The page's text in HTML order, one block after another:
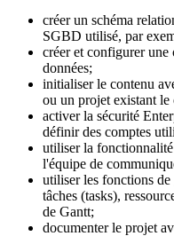
créer un schéma
SGBD utilisé, par
créer et configurer
données;
initialiser le contenu
ou un projet existant le
activer la sécurité
définir des comptes
utiliser la
l'équipe de
utiliser les fonctions
tâches (tasks),
de Gantt;
documenter le projet